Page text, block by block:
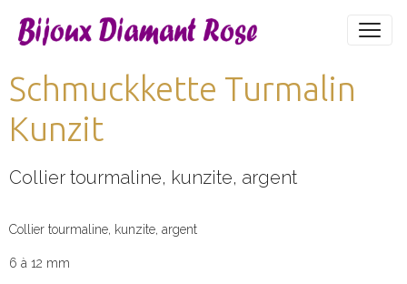
Schmuckkette Turmalin
Kunzit
Collier tourmaline, kunzite, argent
Collier tourmaline, kunzite, argent
6 à 12 mm